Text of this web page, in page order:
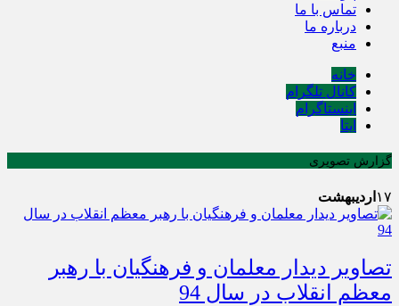
تماس با ما
درباره ما
منبع
خانه
کانال تلگرام
اینستاگرام
ایتا
گزارش تصویری
۱۷ اردیبهشت
تصاویر دیدار معلمان و فرهنگیان با رهبر
معظم انقلاب در سال 94